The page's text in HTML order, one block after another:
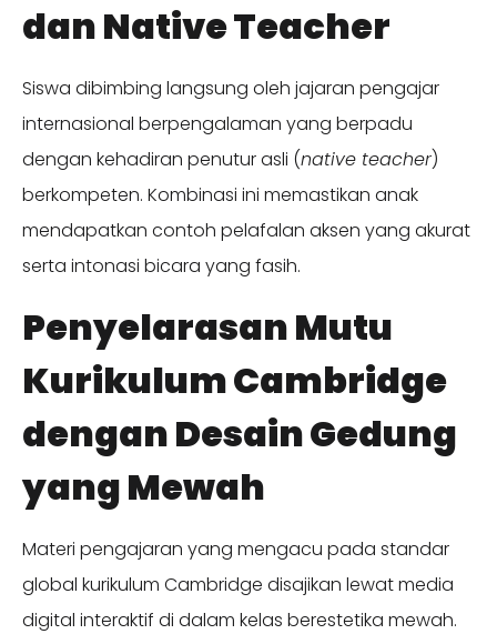
dan Native Teacher
Siswa dibimbing langsung oleh jajaran pengajar
internasional berpengalaman yang berpadu
dengan kehadiran penutur asli (native teacher)
berkompeten. Kombinasi ini memastikan anak
mendapatkan contoh pelafalan aksen yang akurat
serta intonasi bicara yang fasih.
Penyelarasan Mutu
Kurikulum Cambridge
dengan Desain Gedung
yang Mewah
Materi pengajaran yang mengacu pada standar
global kurikulum Cambridge disajikan lewat media
digital interaktif di dalam kelas berestetika mewah.